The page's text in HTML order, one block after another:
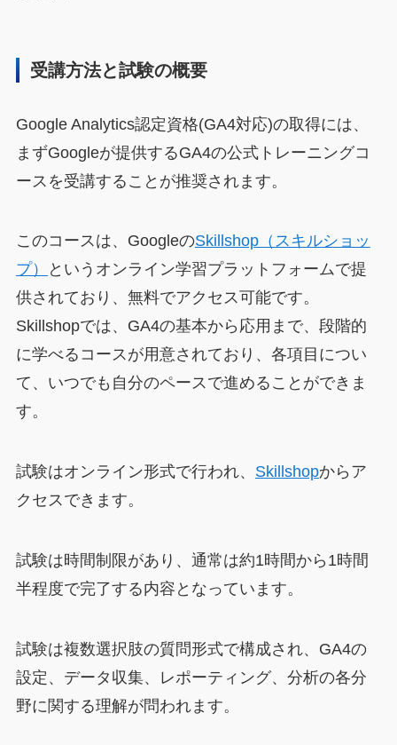
受講方法と試験の概要
Google Analytics認定資格(GA4対応)の取得には、
まずGoogleが提供するGA4の公式トレーニングコ
ースを受講することが推奨されます。
このコースは、GoogleのSkillshop（スキルショッ
プ）
というオンライン学習プラットフォームで提
供されており、無料でアクセス可能です。
Skillshopでは、GA4の基本から応用まで、段階的
に学べるコースが用意されており、各項目につい
て、いつでも自分のペースで進めることができま
す。
試験はオンライン形式で行われ、 Skillshopからア
クセスできます。
試験は時間制限があり、通常は約1時間から1時間
半程度で完了する内容となっています。
試験は複数選択肢の質問形式で構成され、GA4の
設定、データ収集、レポーティング、分析の各分
野に関する理解が問われます。